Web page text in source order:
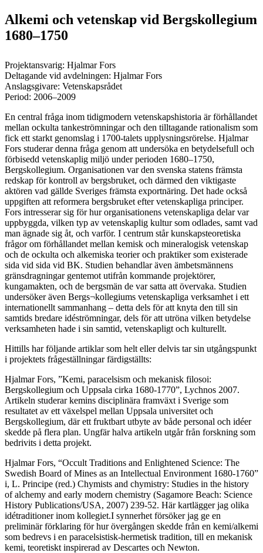
Alkemi och vetenskap vid Bergskollegium
1680–1750
Projektansvarig: Hjalmar Fors
Deltagande vid avdelningen: Hjalmar Fors
Anslagsgivare: Vetenskapsrådet
Period: 2006–2009
En central fråga inom tidigmodern vetenskapshistoria är förhållandet
mellan ockulta tankeströmningar och den tilltagande rationalism som
fick ett starkt genomslag i 1700-talets upplysningsrörelse. Hjalmar
Fors studerar denna fråga genom att undersöka en betydelsefull och
förbisedd vetenskaplig miljö under perioden 1680–1750,
Bergskollegium. Organisationen var den svenska statens främsta
redskap för kontroll av bergsbruket, och därmed den viktigaste
aktören vad gällde Sveriges främsta exportnäring. Det hade också
uppgiften att reformera bergsbruket efter vetenskapliga principer.
Fors intresserar sig för hur organisationens vetenskapliga delar var
uppbyggda, vilken typ av vetenskaplig kultur som odlades, samt vad
man ägnade sig åt, och varför. I centrum står kunskapsteoretiska
frågor om förhållandet mellan kemisk och mineralogisk vetenskap
och de ockulta och alkemiska teorier och praktiker som existerade
sida vid sida vid BK. Studien behandlar även ämbetsmännens
gränsdragningar gentemot utifrån kommande projektörer,
kungamakten, och de bergsmän de var satta att övervaka. Studien
undersöker även Bergs¬kollegiums vetenskapliga verksamhet i ett
internationellt sammanhang – detta dels för att knyta den till sin
samtids bredare idéströmningar, dels för att utröna vilken betydelse
verksamheten hade i sin samtid, vetenskapligt och kulturellt.
Hittills har följande artiklar som helt eller delvis tar sin utgångspunkt
i projektets frågeställningar färdigställts:
Hjalmar Fors, ”Kemi, paracelsism och mekanisk filosoi:
Bergskollegium och Uppsala cirka 1680-1770”, Lychnos 2007.
Artikeln studerar kemins disciplinära framväxt i Sverige som
resultatet av ett växelspel mellan Uppsala universitet och
Bergskollegium, där ett fruktbart utbyte av både personal och idéer
skedde på flera plan. Ungfär halva artikeln utgår från forskning som
bedrivits i detta projekt.
Hjalmar Fors, “Occult Traditions and Enlightened Science: The
Swedish Board of Mines as an Intellectual Environment 1680-1760”
i, L. Principe (red.) Chymists and chymistry: Studies in the history
of alchemy and early modern chemistry (Sagamore Beach: Science
History Publications/USA, 2007) 239-52. Här kartlägger jag olika
idétraditioner inom kollegiet.I synnerhet försöker jag ge en
preliminär förklaring för hur övergången skedde från en kemi/alkemi
som bedrevs i en paracelsistisk-hermetisk tradition, till en mekanisk
kemi, teoretiskt inspirerad av Descartes och Newton.